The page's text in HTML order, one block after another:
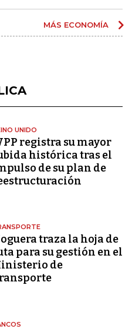
MÁS ECONOMÍA
UNIDO
registra su mayor
histórica tras el
de su plan de
traza la hoja de
para su gestión en el
de